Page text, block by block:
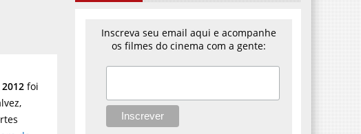
foi
Inscreva seu email aqui e acompanhe
os filmes do cinema com a gente: